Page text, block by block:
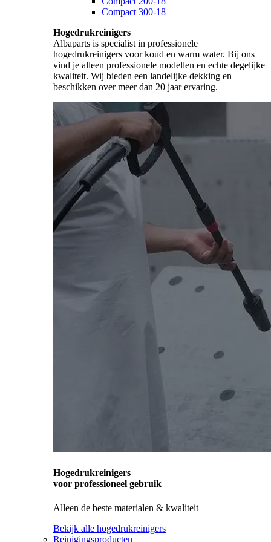
Compact 300-18
Hogedrukreinigers
Albaparts is specialist in professionele
hogedrukreinigers voor koud en warm water. Bij ons
vind je alleen professionele modellen en echte degelijke
kwaliteit. Wij bieden een landelijke dekking en
beschikken over meer dan 20 jaar ervaring.
Hogedrukreinigers
voor professioneel gebruik
Alleen de beste materialen & kwaliteit
Bekijk alle hogedrukreinigers
Reinigingsproducten